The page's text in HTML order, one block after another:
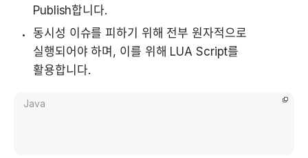
Publish합니다.
동시성 이슈를 피하기 위해 전부 원자적으로
실행되어야 하며, 이를 위해 LUA Script를
활용합니다.
Java